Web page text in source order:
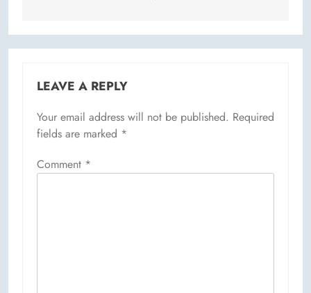
LEAVE A REPLY
Your email address will not be published. Required
fields are marked *
Comment *